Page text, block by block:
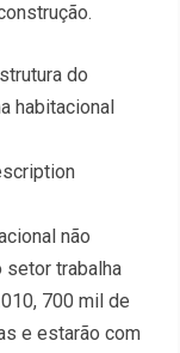
do
habitacional
não
setor trabalha
700 mil de
e estarão com